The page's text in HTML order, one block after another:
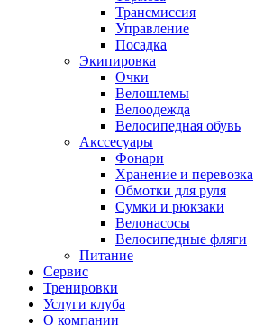
Трансмиссия
Управление
Посадка
Экипировка
Очки
Велошлемы
Велоодежда
Велосипедная обувь
Акссесуары
Фонари
Хранение и перевозка
Обмотки для руля
Сумки и рюкзаки
Велонасосы
Велосипедные фляги
Питание
Сервис
Тренировки
Услуги клуба
О компании